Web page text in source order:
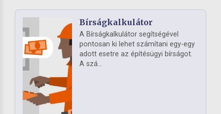
Bírságkalkulátor
A Bírságkalkulátor segítségével
pontosan ki lehet számítani egy-egy
adott esetre az építésügyi bírságot.
A szá...